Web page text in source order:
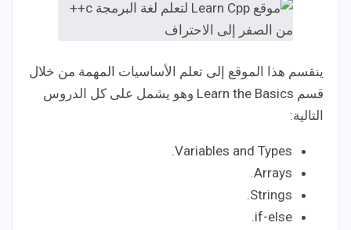
ينقسم هذا الموقع إلى تعلم الأساسيات المهمة من خلال
قسم Learn the Basics وهو يشمل على كل الدروس
التالية:
Variables and Types.
Arrays.
Strings.
if-else.